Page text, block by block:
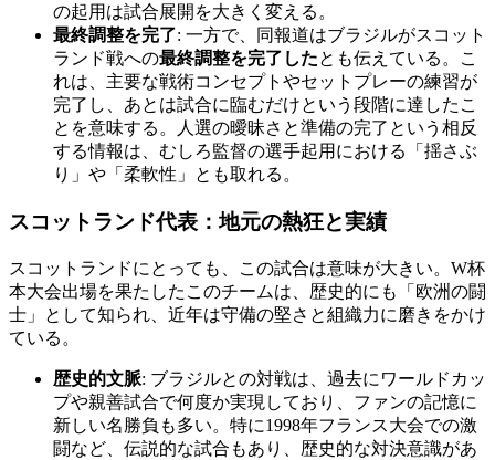
の起用は試合展開を大きく変える。
最終調整を完了: 一方で、同報道はブラジルがスコット
ランド戦への最終調整を完了したとも伝えている。こ
れは、主要な戦術コンセプトやセットプレーの練習が
完了し、あとは試合に臨むだけという段階に達したこ
とを意味する。人選の曖昧さと準備の完了という相反
する情報は、むしろ監督の選手起用における「揺さぶ
り」や「柔軟性」とも取れる。
スコットランド代表：地元の熱狂と実績
スコットランドにとっても、この試合は意味が大きい。W杯
本大会出場を果たしたこのチームは、歴史的にも「欧洲の闘
士」として知られ、近年は守備の堅さと組織力に磨きをかけ
ている。
歴史的文脈: ブラジルとの対戦は、過去にワールドカッ
プや親善試合で何度か実現しており、ファンの記憶に
新しい名勝負も多い。特に1998年フランス大会での激
闘など、伝説的な試合もあり、歴史的な対決意識があ